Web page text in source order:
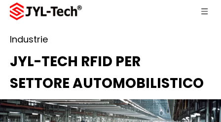
Industrie
JYL-TECH RFID PER
SETTORE AUTOMOBILISTICO